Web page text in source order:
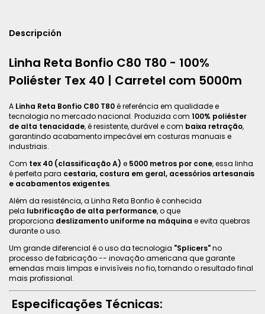
Descripción
Linha Reta Bonfio C80 T80 - 100%
Poliéster Tex 40 | Carretel com 5000m
A Linha Reta Bonfio C80 T80é referência em qualidade e
tecnologia no mercado nacional. Produzida com 100% poliéster
de alta tenacidade, é resistente, durável e com baixa retração,
garantindo acabamento impecável em costuras manuais e
industriais.
Com tex 40 (classificação A) e 5000 metros por cone, essa linha
é perfeita para cestaria, costura em geral, acessórios artesanais
e acabamentos exigentes.
Além da resistência, a Linha Reta Bonfio é conhecida
pela lubrificação de alta performance, o que
proporciona deslizamento uniforme na máquina e evita quebras
durante o uso.
Um grande diferencial é o uso da tecnologia "Splicers"no
processo de fabricação -- inovação americana que garante
emendas mais limpas e invisíveis no fio, tornando o resultado final
mais profissional.
Especificações Técnicas: